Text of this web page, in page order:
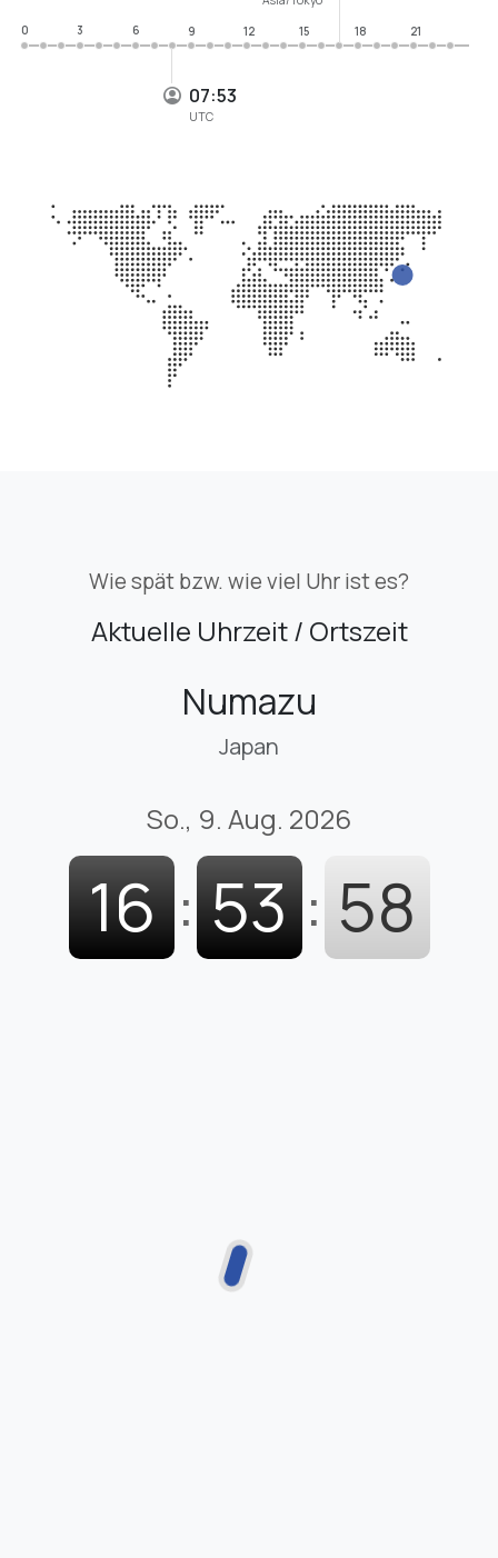
07:53
UTC
0
3 6 9 12 15 18 21
Wie spät bzw. wie viel Uhr ist es?
Aktuelle Uhrzeit / Ortszeit
Numazu
Japan
So., 9. Aug. 2026
16 : 53 : 59